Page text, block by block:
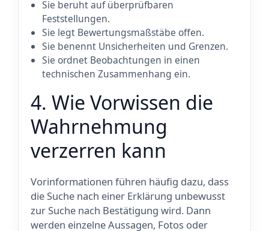
Sie beruht auf überprüfbaren
Feststellungen.
Sie legt Bewertungsmaßstäbe offen.
Sie benennt Unsicherheiten und Grenzen.
Sie ordnet Beobachtungen in einen
technischen Zusammenhang ein.
4. Wie Vorwissen die
Wahrnehmung
verzerren kann
Vorinformationen führen häufig dazu, dass
die Suche nach einer Erklärung unbewusst
zur Suche nach Bestätigung wird. Dann
werden einzelne Aussagen, Fotos oder